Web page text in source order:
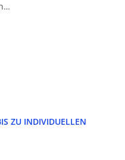
ZU INDIVIDUELLEN